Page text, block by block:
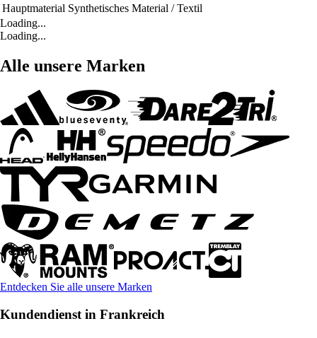
Hauptmaterial Synthetisches Material / Textil
Loading...
Loading...
Alle unsere Marken
Entdecken Sie alle unsere Marken
Kundendienst in Frankreich